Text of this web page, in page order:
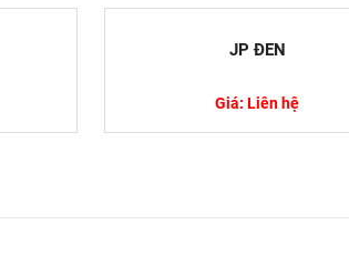
JP ĐEN
Giá: Liên hệ
vấn đề nghiêm